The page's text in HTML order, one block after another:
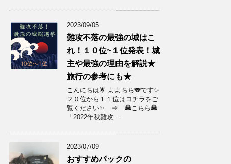
2023/09/05
難攻不落の最強の城はこ
れ！１０位~１位発表！城
主や最強の理由を解説★
旅行の参考にも★
こんにちは🌟 よよちち🐨です✨
２０位から１１位はコチラをご
覧ください✨ ⇒ 🏯こちら🏯
「2022年秋難攻 ...
2023/07/09
おすすめパックの